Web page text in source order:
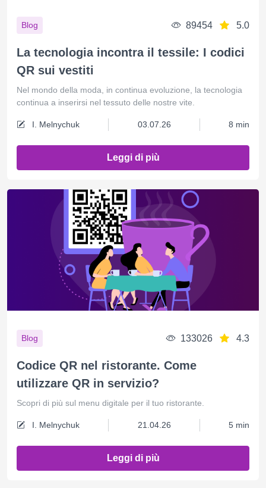
Blog 89454 5.0
La tecnologia incontra il tessile: I codici
QR sui vestiti
Nel mondo della moda, in continua evoluzione, la tecnologia
continua a inserirsi nel tessuto delle nostre vite.
I. Melnychuk 03.07.26 8 min
Leggi di più
Blog 133026 4.3
Codice QR nel ristorante. Come
utilizzare QR in servizio?
Scopri di più sul menu digitale per il tuo ristorante.
I. Melnychuk 21.04.26 5 min
Leggi di più